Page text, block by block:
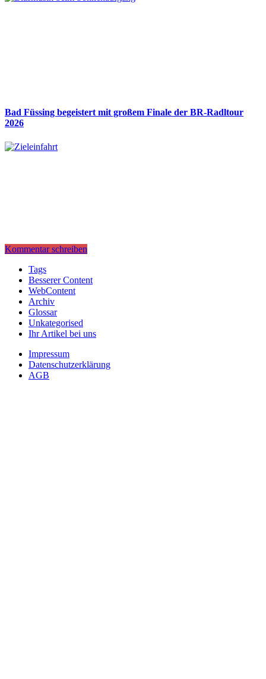
Bad Füssing begeistert mit großem Finale der BR-Radltour
2026
Kommentar schreiben
Tags
Besserer Content
WebContent
Archiv
Glossar
Unkategorised
Ihr Artikel bei uns
Impressum
Datenschutzerklärung
AGB